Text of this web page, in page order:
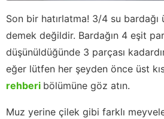
Son bir hatırlatma! 3/4 su
demek değildir. Bardağın 4 eşit
düşünüldüğünde 3 parçası
eğer lütfen her şeyden önce üst
rehberi bölümüne göz atın.
Muz yerine çilek gibi farklı